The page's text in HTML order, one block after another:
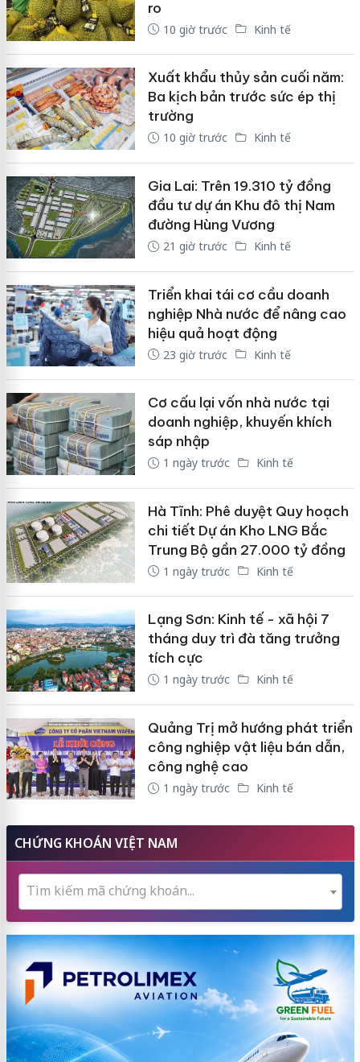
ro
10 giờ trước Kinh tế
Xuất khẩu thủy sản cuối năm:
Ba kịch bản trước sức ép thị
trường
10 giờ trước Kinh tế
Gia Lai: Trên 19.310 tỷ đồng
đầu tư dự án Khu đô thị Nam
đường Hùng Vương
21 giờ trước Kinh tế
Triển khai tái cơ cầu doanh
nghiệp Nhà nước để nâng cao
hiệu quả hoạt động
23 giờ trước Kinh tế
Cơ cấu lại vốn nhà nước tại
doanh nghiệp, khuyến khích
sáp nhập
1 ngày trước Kinh tế
Hà Tĩnh: Phê duyệt Quy hoạch
chi tiết Dự án Kho LNG Bắc
Trung Bộ gần 27.000 tỷ đồng
1 ngày trước Kinh tế
Lạng Sơn: Kinh tế - xã hội 7
tháng duy trì đà tăng trưởng
tích cực
1 ngày trước Kinh tế
Quảng Trị mở hướng phát triển
công nghiệp vật liệu bán dẫn,
công nghệ cao
1 ngày trước Kinh tế
CHỨNG KHOÁN VIỆT NAM
Tìm kiếm mã chứng khoán...